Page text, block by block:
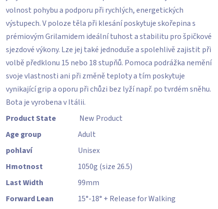
volnost pohybu a podporu při rychlých, energetických
výstupech. V poloze těla při klesání poskytuje skořepina s
prémiovým Grilamidem ideální tuhost a stabilitu pro špičkové
sjezdové výkony. Lze jej také jednoduše a spolehlivě zajistit při
volbě předklonu 15 nebo 18 stupňů. Pomoca podrážka nemění
svoje vlastnosti ani při změně teploty a tím poskytuje
vynikající grip a oporu při chůzi bez lyží např. po tvrdém sněhu.
Bota je vyrobena v Itálii.
Product State
New Product
Age group
Adult
pohlaví
Unisex
Hmotnost
1050g (size 26.5)
Last Width
99mm
Forward Lean
15°-18° + Release for Walking